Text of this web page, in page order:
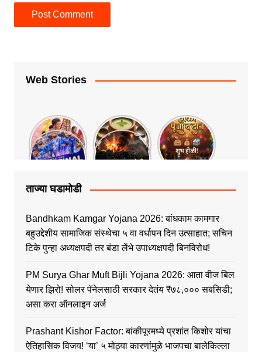
Web Stories
ताज्या घडामोडी
Bandhkam Kamgar Yojana 2026: बांधकाम कामगार
बहुउद्देशीय सामाजिक संस्थेचा ५ वा वर्धापन दिन उत्साहात; सचिन
टिके पुन्हा अध्यक्षपदी तर बंडा लेंभे उपाध्यक्षपदी बिनविरोध!
PM Surya Ghar Muft Bijli Yojana 2026: आता वीज बिल
येणार झिरो! सोलर पॅनेलसाठी सरकार देतंय ₹७८,००० सबसिडी;
असा करा ऑनलाइन अर्ज
Prashant Kishor Factor: बांकीपूरमध्ये प्रशांत किशोर यांचा
ऐतिहासिक विजय! ‘या’ ५ मोठ्या कारणांमुळे भाजपचा बालेकिल्ला